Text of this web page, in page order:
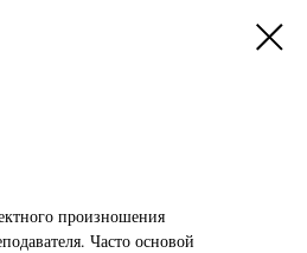
произношения
Часто основой